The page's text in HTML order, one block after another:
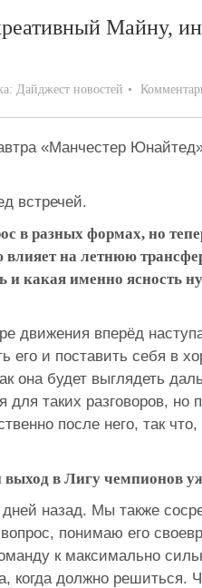
Майну,
Дайджест новостей
«Манчестер
встречей.
в разных формах, но
влияет на летнюю
и какая именно ясность
движения вперёд
его и поставить себя в
она будет выглядеть
таких разговоров, но
после него, так
в Лигу чемпионов
назад. Мы также
понимаю его
к максимально
когда должно решиться.